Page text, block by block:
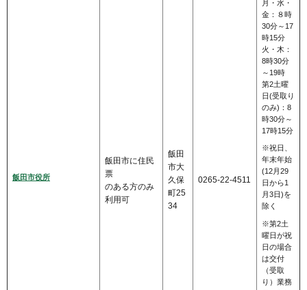
飯田市役所
飯田市に住民
票
のある方のみ
利用可
飯田
市大
久保
町25
34
0265-22-4511
月・水・
金：８時
30分～17
時15分
火・木：
8時30分
～19時
第2土曜
日(受取り
のみ)：8
時30分～
17時15分
※祝日、
年末年始
(12月29
日から1
月3日)を
除く
※第2土
曜日が祝
日の場合
は交付
（受取
り）業務